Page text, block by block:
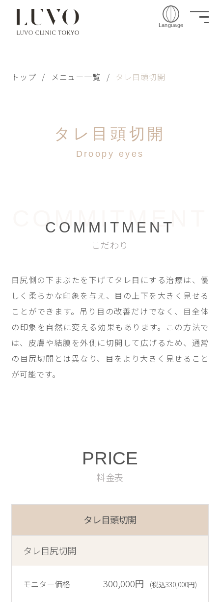
Language
トップ / メニュー一覧 / タレ目頭切開
タレ目頭切開
Droopy eyes
COMMITMENT
COMMITMENT
こだわり
目尻側の下まぶたを下げてタレ目にする治療は、優
しく柔らかな印象を与え、目の上下を大きく見せる
ことができます。吊り目の改善だけでなく、目全体
の印象を自然に変える効果もあります。この方法で
は、皮膚や結膜を外側に切開して広げるため、通常
の目尻切開とは異なり、目をより大きく見せること
が可能です。
PRICE
料金表
タレ目頭切開
タレ目尻切開
モニター価格 300,000円 (税込330,000円)